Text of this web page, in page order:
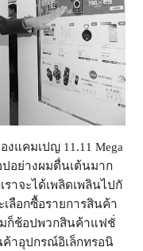
งแคมเปญ 11.11Mega
ปอย่างผมตื่นเต้นมาก
ราจะได้เพลิดเพลินไปกั
ลือกซื้อรายการสินค้า
ก็ช้อปพวกสินค้าแฟชั่
าอุปกรณ์อิเล็กทรอนิ